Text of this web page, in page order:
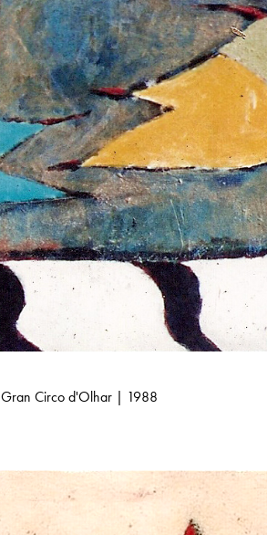
Gran Circo d'Olhar | 1988